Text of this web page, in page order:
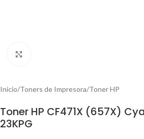
Inicio/Toners de Impresora/Toner HP
Toner HP CF471X (657X)
23KPG